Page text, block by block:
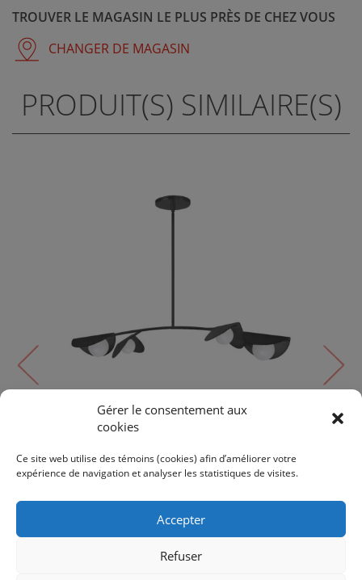
Gérer le consentement aux
cookies
Ce site web utilise des témoins (cookies) afin d’améliorer votre
expérience de navigation et analyser les statistiques de visites.
Accepter
Refuser
TROUVER LE MAGASIN LE PLUS PRÈS DE CHEZ VOUS
CHANGER DE MAGASIN
PRODUIT(S) SIMILAIRE(S)
Suspendu
374$ 336$